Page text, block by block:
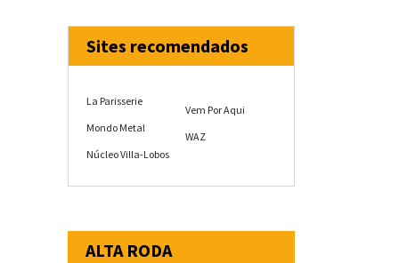
Sites recomendados
La Parisserie
Mondo Metal
Núcleo Villa-Lobos
Vem Por Aqui
WAZ
ALTA RODA